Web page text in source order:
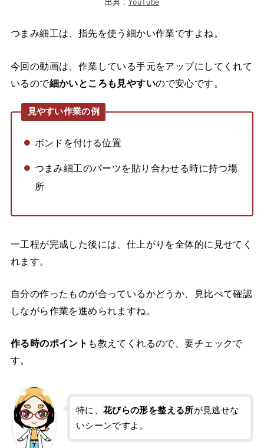
出典 : YouTube
つまみ細工は、指先を使う細かい作業ですよね。
今回の動画は、作業している手元をアップにしてくれて
いるので細かいところも見やすいので安心です。
見やすい作業の例
ボンドを付ける位置
つまみ細工のパーツを貼り合わせる時に持つ場
所
一工程が完成した後には、仕上がりを全体的に見せてく
れます。
自分の作ったものが合っているかどうか、見比べて確認
しながら作業を進められますね。
作る時のポイント も教えてくれるので、要チェックで
す。
特に、 花びらの形を整える所が見逃せな
いシーンですよ。